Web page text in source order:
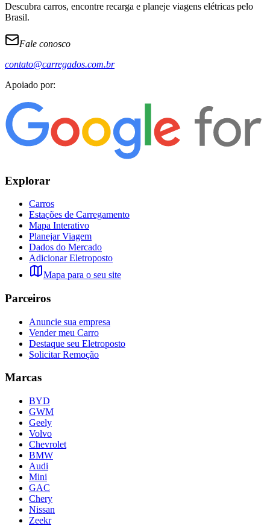
Descubra carros, encontre recarga e planeje viagens elétricas pelo
Brasil.
Fale conosco
contato@carregados.com.br
Apoiado por:
Explorar
Carros
Estações de Carregamento
Mapa Interativo
Planejar Viagem
Dados do Mercado
Adicionar Eletroposto
Mapa para o seu site
Parceiros
Anuncie sua empresa
Vender meu Carro
Destaque seu Eletroposto
Solicitar Remoção
Marcas
BYD
GWM
Geely
Volvo
Chevrolet
BMW
Audi
Mini
GAC
Chery
Nissan
Zeekr